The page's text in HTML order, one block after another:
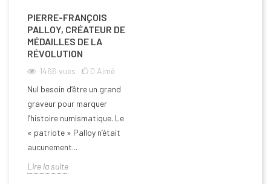
PIERRE-FRANÇOIS
PALLOY, CRÉATEUR DE
MÉDAILLES DE LA
RÉVOLUTION
1466 vues 0 Aimé
Nul besoin d’être un grand
graveur pour marquer
l’histoire numismatique. Le
« patriote » Palloy n’était
aucunement...
Lire la suite